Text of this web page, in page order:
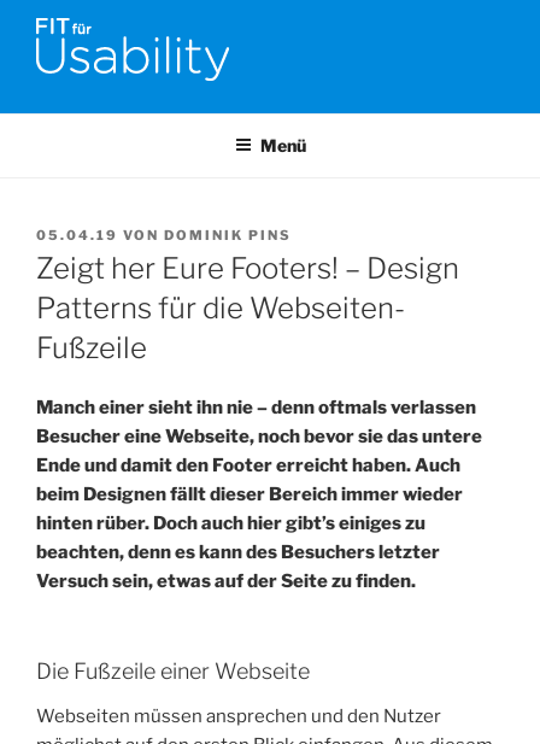
Zum
Inhalt
springen
FIT FÜR USABILITY
Menü
VERÖFFENTLICHT
AM
05.04.19 VON DOMINIK PINS
Zeigt her Eure Footers! – Design
Patterns für die Webseiten-
Fußzeile
Manch einer sieht ihn nie – denn oftmals verlassen
Besucher eine Webseite, noch bevor sie das untere
Ende und damit den Footer erreicht haben. Auch
beim Designen fällt dieser Bereich immer wieder
hinten rüber. Doch auch hier gibt’s einiges zu
beachten, denn es kann des Besuchers letzter
Versuch sein, etwas auf der Seite zu finden.
Die Fußzeile einer Webseite
Webseiten müssen ansprechen und den Nutzer